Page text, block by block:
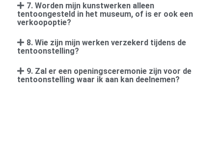
7. Worden mijn kunstwerken alleen
tentoongesteld in het museum, of is er ook een
verkoopoptie?
8. Wie zijn mijn werken verzekerd tijdens de
tentoonstelling?
9. Zal er een openingsceremonie zijn voor de
tentoonstelling waar ik aan kan deelnemen?